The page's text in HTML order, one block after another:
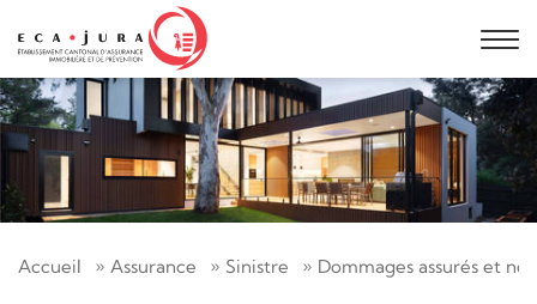
Accueil Assurance Sinistre Dommages assurés et